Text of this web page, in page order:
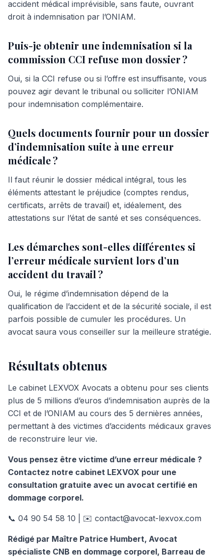
accident médical imprévisible, sans faute, ouvrant
droit à indemnisation par l’ONIAM.
Puis-je obtenir une indemnisation si la
commission CCI refuse mon dossier ?
Oui, si la CCI refuse ou si l’offre est insuffisante, vous
pouvez agir devant le tribunal ou solliciter l’ONIAM
pour indemnisation complémentaire.
Quels documents fournir pour un dossier
d’indemnisation suite à une erreur
médicale ?
Il faut réunir le dossier médical intégral, tous les
éléments attestant le préjudice (comptes rendus,
certificats, arrêts de travail) et, idéalement, des
attestations sur l’état de santé et ses conséquences.
Les démarches sont-elles différentes si
l’erreur médicale survient lors d’un
accident du travail ?
Oui, le régime d’indemnisation dépend de la
qualification de l’accident et de la sécurité sociale, il est
parfois possible de cumuler les procédures. Un
avocat saura vous conseiller sur la meilleure stratégie.
Résultats obtenus
Le cabinet LEXVOX Avocats a obtenu pour ses clients
plus de 5 millions d’euros d’indemnisation auprès de la
CCI et de l’ONIAM au cours des 5 dernières années,
permettant à des victimes d’accidents médicaux graves
de reconstruire leur vie.
Vous pensez être victime d’une erreur médicale ?
Contactez notre cabinet LEXVOX pour une
consultation gratuite avec un avocat certifié en
dommage corporel.
📞 04 90 54 58 10 | ✉️ contact@avocat-lexvox.com
Rédigé par Maître Patrice Humbert, Avocat
spécialiste CNB en dommage corporel, Barreau de